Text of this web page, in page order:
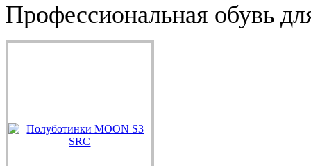
Профессиональная обувь